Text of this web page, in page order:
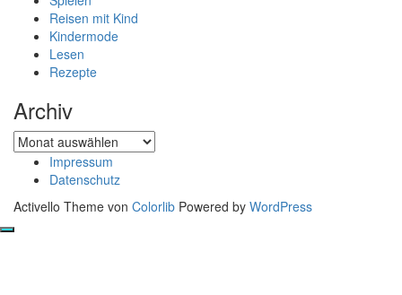
Reisen mit Kind
Kindermode
Lesen
Rezepte
Archiv
Archiv
Impressum
Datenschutz
Activello Theme von Colorlib Powered by WordPress